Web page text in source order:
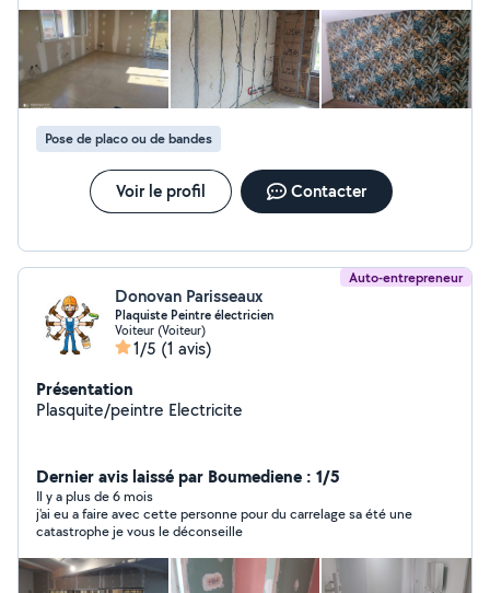
Pose de placo ou de bandes
Voir le profil Contacter
Auto-entrepreneur
Donovan Parisseaux
Plaquiste Peintre électricien
Voiteur (Voiteur)
1/5 (1 avis)
Présentation
Plasquite/peintre Electricite
Dernier avis laissé par Boumediene : 1/5
Il y a plus de 6 mois
j'ai eu a faire avec cette personne pour du carrelage sa été une
catastrophe je vous le déconseille